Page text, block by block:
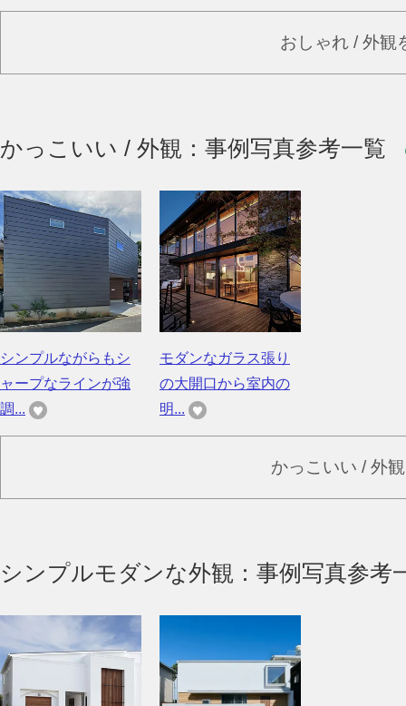
おしゃれ / 外観
かっこいい / 外観：事例写真参考一覧
シンプルながらもシ
ャープなラインが強
調...
モダンなガラス張り
の大開口から室内の
明...
かっこいい / 外
シンプルモダンな外観：事例写真参考